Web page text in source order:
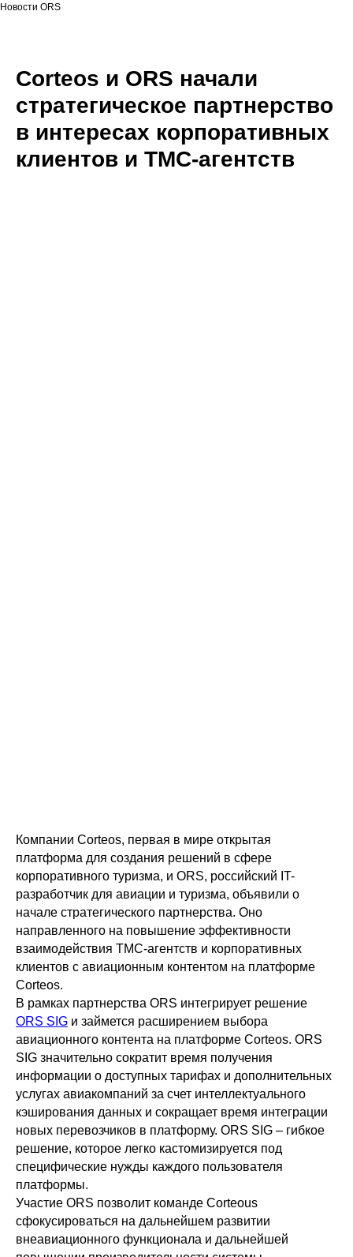
Новости ORS
Corteos и ORS начали
стратегическое партнерство
в интересах корпоративных
клиентов и TMC-агентств
Компании Corteos, первая в мире открытая
платформа для создания решений в сфере
корпоративного туризма, и ORS, российский IT-
разработчик для авиации и туризма, объявили о
начале стратегического партнерства. Оно
направленного на повышение эффективности
взаимодействия TMC-агентств и корпоративных
клиентов с авиационным контентом на платформе
Corteos.
В рамках партнерства ORS интегрирует решение
ORS SIG и займется расширением выбора
авиационного контента на платформе Corteos. ORS
SIG значительно сократит время получения
информации о доступных тарифах и дополнительных
услугах авиакомпаний за счет интеллектуального
кэширования данных и сокращает время интеграции
новых перевозчиков в платформу. ORS SIG – гибкое
решение, которое легко кастомизируется под
специфические нужды каждого пользователя
платформы.
Участие ORS позволит команде Corteous
сфокусироваться на дальнейшем развитии
внеавиационного функционала и дальнейшей